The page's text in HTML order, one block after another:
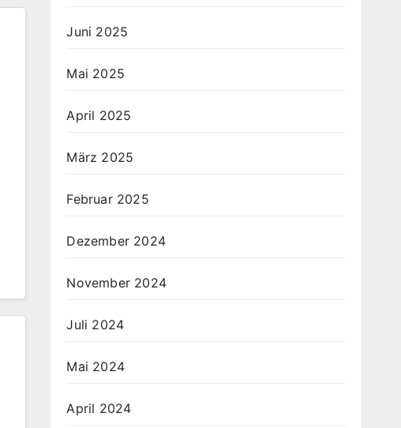
Juni 2025
Mai 2025
April 2025
März 2025
Februar 2025
Dezember 2024
November 2024
Juli 2024
Mai 2024
April 2024